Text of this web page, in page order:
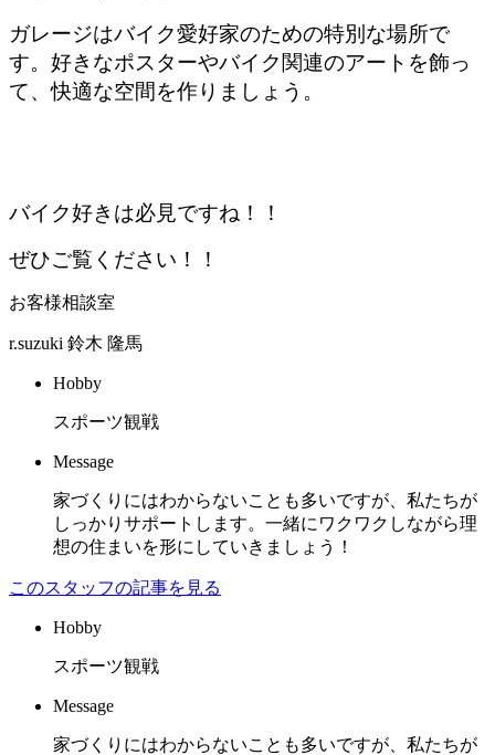
ガレージはバイク愛好家のための特別な場所で
す。好きなポスターやバイク関連のアートを飾っ
て、快適な空間を作りましょう。
バイク好きは必見ですね！！
ぜひご覧ください！！
お客様相談室
r.suzuki 鈴木 隆馬
Hobby
スポーツ観戦
Message
家づくりにはわからないことも多いですが、私たちが
しっかりサポートします。一緒にワクワクしながら理
想の住まいを形にしていきましょう！
このスタッフの記事を見る
Hobby
スポーツ観戦
Message
家づくりにはわからないことも多いですが、私たちが